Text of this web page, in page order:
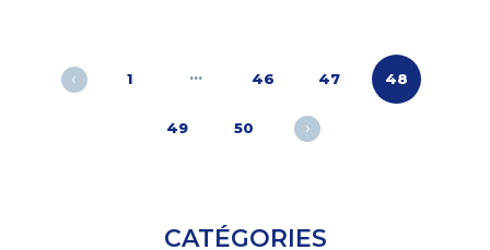
Pagination
des
publications
‹ 1 … 46 47 48
49 50 ›
CATÉGORIES